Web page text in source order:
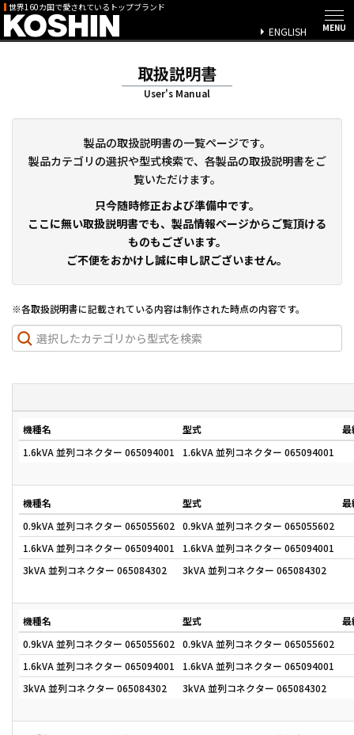
世界160カ国で愛されているトップブランド
ENGLISH
取扱説明書
User's Manual
製品の取扱説明書の一覧ページです。
製品カテゴリの選択や型式検索で、各製品の取扱説明書をご
覧いただけます。
只今随時修正および準備中です。
ここに無い取扱説明書でも、製品情報ページからご覧頂ける
ものもございます。
ご不便をおかけし誠に申し訳ございません。
※各取扱説明書に記載されている内容は制作された時点の内容です。
機種名 型式
最
1.6kVA 並列コネクター 065094001
1.6kVA 並列コネクター 065094001
機種名 型式
最
0.9kVA 並列コネクター 065055602 0.9kVA 並列コネクター 065055602
1.6kVA 並列コネクター 065094001
1.6kVA 並列コネクター 065094001
3kVA 並列コネクター 065084302
3kVA 並列コネクター 065084302
機種名 型式
最
0.9kVA 並列コネクター 065055602 0.9kVA 並列コネクター 065055602
1.6kVA 並列コネクター 065094001
1.6kVA 並列コネクター 065094001
3kVA 並列コネクター 065084302
3kVA 並列コネクター 065084302